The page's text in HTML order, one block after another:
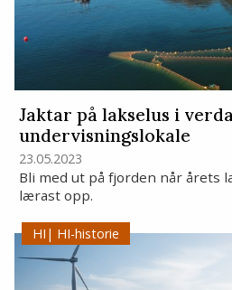
Jaktar på lakselus i
undervisningslokale
23.05.2023
Bli med ut på fjorden når årets
lærast opp.
HI-historie